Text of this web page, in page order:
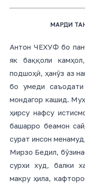
МАРДИ
Антон ЧЕХУФ бо
як баққоли
подшоҳӣ, ҳанӯз аз
бо умеди саъодати
мондагор кашид.
ҳирсу нафсу
башарро беамон
сурат инсон
Мирзо Бедил,
сурхи худ, балки
макру ҳила,